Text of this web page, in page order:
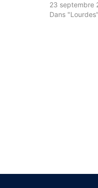
23 septembre
Dans "Lourdes"